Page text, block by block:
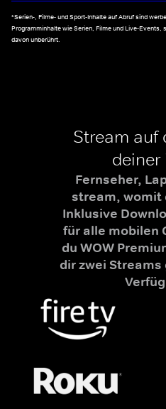
*Serien-, Filme- und Sport-Inhalte auf Abruf sind
Programminhalte wie Serien, Filme und Live-Events,
davon unberührt.
Stream auf
deiner
Fernseher,
stream, womit
Inklusive
für alle mobilen
du WOW
dir zwei